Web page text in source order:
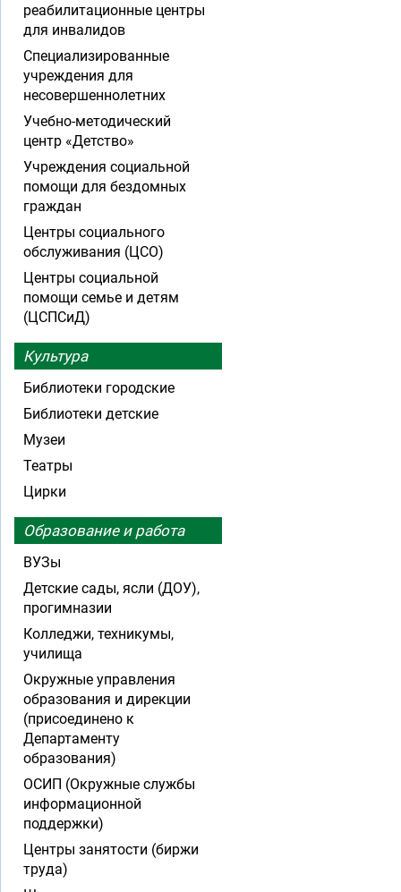
реабилитационные центры
для инвалидов
Специализированные
учреждения для
несовершеннолетних
Учебно-методический
центр «Детство»
Учреждения социальной
помощи для бездомных
граждан
Центры социального
обслуживания (ЦСО)
Центры социальной
помощи семье и детям
(ЦСПСиД)
Культура
Библиотеки городские
Библиотеки детские
Музеи
Театры
Цирки
Образование и работа
ВУЗы
Детские сады, ясли (ДОУ),
прогимназии
Колледжи, техникумы,
училища
Окружные управления
образования и дирекции
(присоединено к
Департаменту
образования)
ОСИП (Окружные службы
информационной
поддержки)
Центры занятости (биржи
труда)